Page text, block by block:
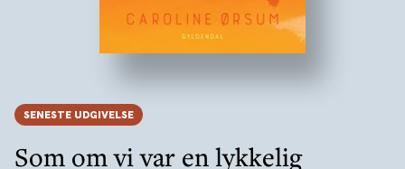
SENESTE UDGIVELSE
Som om vi var en lykkelig